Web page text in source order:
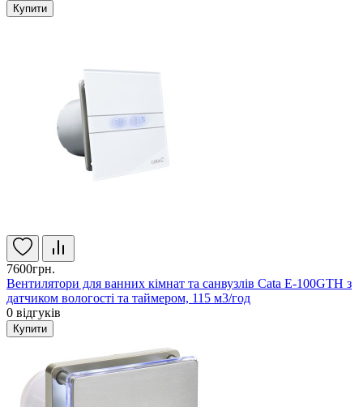
Купити
7600грн.
Вентилятори для ванних кімнат та санвузлів Cata E-100GTH з
датчиком вологості та таймером, 115 м3/год
0 відгуків
Купити